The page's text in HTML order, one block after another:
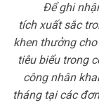
Để ghi nhận
tích xuất sắc
khen thưởng
tiêu biểu trong
công nhân
tháng tại các